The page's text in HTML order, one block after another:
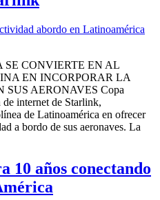
CONVIERTE EN AL
EN INCORPORAR LA
AERONAVES Copa
internet de Starlink,
de Latinoamérica en ofrecer
a bordo de sus aeronaves. La
10 años conectando